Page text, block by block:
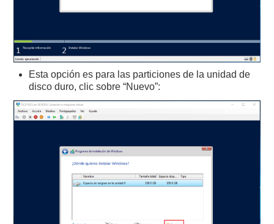
Esta opción es para las particiones de la unidad de
disco duro, clic sobre “Nuevo”: